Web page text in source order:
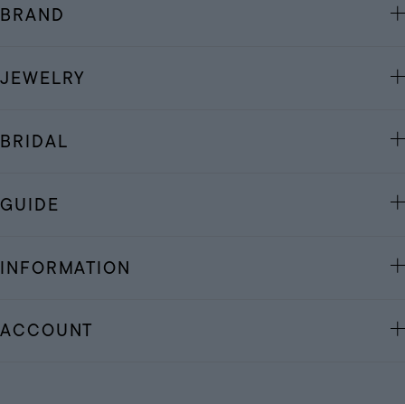
BRAND
JEWELRY
BRIDAL
GUIDE
INFORMATION
ACCOUNT